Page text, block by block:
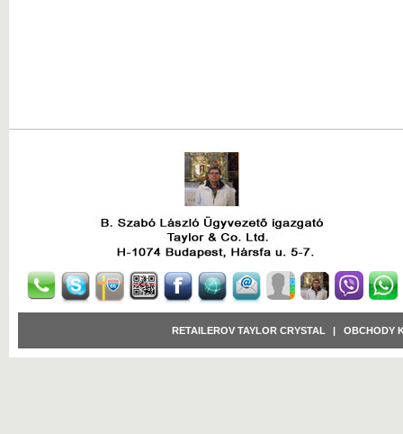
RETAILEROV TAYLOR CRYSTAL | OBCHODY